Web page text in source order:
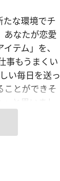
な環境でチ
なたが恋愛
テム」を、
事もうまくい
い毎日を送っ
ことができそ
と思いまし
どんなこと
よい”と感じ